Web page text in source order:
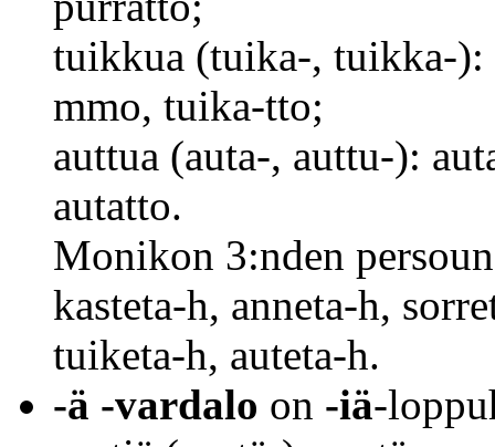
tuikkua (tuika-, tuikka-
mmo, tuika-tto;
auttua (auta-, auttu-):
autatto.
Monikon 3:nden
kasteta-h, anneta-h,
tuiketa-h, auteta-h.
-ä -vardalo on -iä-